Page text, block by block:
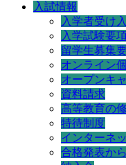
入試情報
入学者受け
入学試験要
留学生募集
オンライン
オープンキ
資料請求
高等教育の
特待制度
インターネ
合格発表か